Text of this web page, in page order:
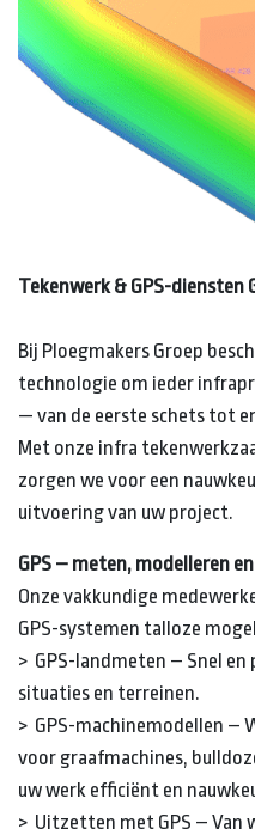
Tekenwerk & GPS-diensten
Bij Ploegmakers Groep
technologie om ieder
— van de eerste schets tot
Met onze infra
zorgen we voor een
uitvoering van uw project.
GPS – meten, modelleren
Onze vakkundige
GPS-systemen talloze
> GPS-landmeten – Snel
situaties en terreinen.
> GPS-machinemodellen –
voor graafmachines,
uw werk efficiënt en
> Uitzetten met GPS –